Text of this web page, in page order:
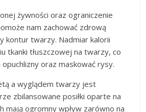
żywności oraz ograniczenie
nam zachować zdrową
kontur twarzy. Nadmiar kalorii
tkanki tłuszczowej na twarzy, co
oraz maskować rysy.
a wyglądem twarzy jest
zbilansowane posiłki oparte na
mają ogromny wpływ zarówno na